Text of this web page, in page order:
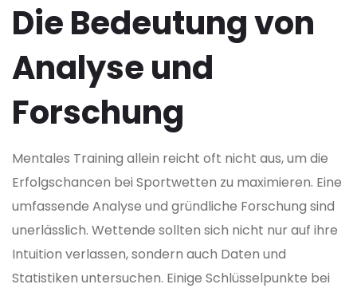
Die Bedeutung von
Analyse und
Forschung
Mentales Training allein reicht oft nicht aus, um die
Erfolgschancen bei Sportwetten zu maximieren. Eine
umfassende Analyse und gründliche Forschung sind
unerlässlich. Wettende sollten sich nicht nur auf ihre
Intuition verlassen, sondern auch Daten und
Statistiken untersuchen. Einige Schlüsselpunkte bei